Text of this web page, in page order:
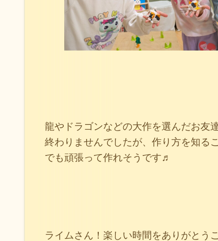
龍やドラゴンなどの大作を選んだお友
終わりませんでしたが、作り方を知る
でも頑張って作れそうです♬
ライムさん！楽しい時間をありがとう